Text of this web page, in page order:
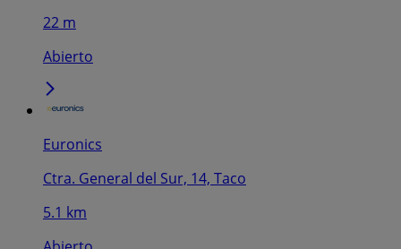
22 m
Abierto
Euronics
Ctra. General del Sur, 14, Taco
5.1 km